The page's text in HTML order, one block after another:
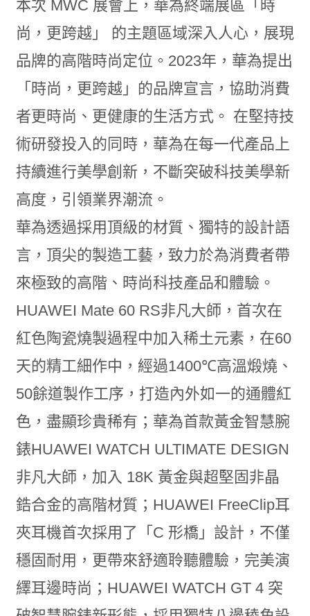
本次 MWC 展會上，華為終端展區「時
尚，更跨越」 的主題區域深入人心，展現
品牌的高階時尚定位。2023年，華為提出
「時尚，更跨越」的品牌宣言，協助消費
者更時尚、更健康的生活方式。 在堅持技
術研發投入的同時，華為在每一代產品上
持續進行美學創新，不斷突破科技美學新
高度，引領業界潮流。
華為透過採用頂級的材質、獨特的設計語
言，頂尖的製造工藝，致力於為消費者帶
來極致的高階、時尚科技產品和體驗。
HUAWEI Mate 60 RS非凡大師，首次在
紅色陶瓷燒製過程中加入稀土元素，在60
天的精工細作中，經過1400℃高溫煅燒、
50餘道製作工序，打造內外如一的通體紅
色，盡顯珍貴稀有；華為首款黃金智慧腕
錶HUAWEI WATCH ULTIMATE DESIGN
非凡大師，加入 18K 黃金與超堅固非晶
鋯合金的高階材質；HUAWEI FreeClip耳
夾耳機首次採用了「C 形橋」設計，不僅
穩固耐用，更帶來舒適聆聽體驗，完美演
繹耳邊時尚；HUAWEI WATCH GT 4 突